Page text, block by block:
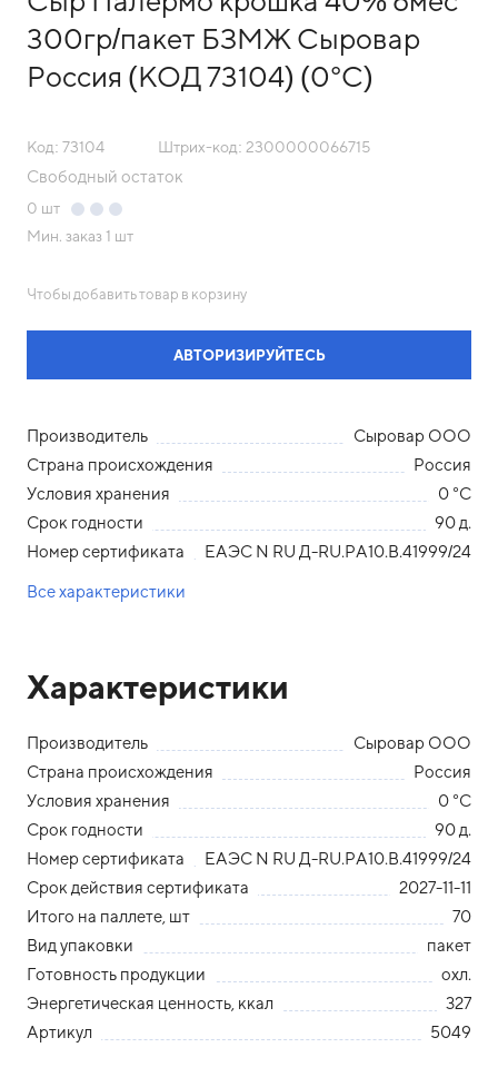
300гр/пакет БЗМЖ Сыровар
Россия (КОД 73104) (0°С)
Код: 73104 Штрих-код: 2300000066715
Свободный остаток
0 шт
Мин. заказ 1 шт
Чтобы добавить товар в корзину
АВТОРИЗИРУЙТЕСЬ
Производитель
Сыровар ООО
Страна происхождения
Россия
Условия хранения
0 °С
Срок годности
90 д.
Номер сертификата
ЕАЭС N RU Д-RU.РА10.В.41999/24
Все характеристики
Характеристики
Производитель
Сыровар ООО
Страна происхождения
Россия
Условия хранения
0 °С
Срок годности
90 д.
Номер сертификата
ЕАЭС N RU Д-RU.РА10.В.41999/24
Срок действия сертификата
2027-11-11
Итого на паллете, шт
70
Вид упаковки
пакет
Готовность продукции
охл.
Энергетическая ценность, ккал
327
Артикул
5049